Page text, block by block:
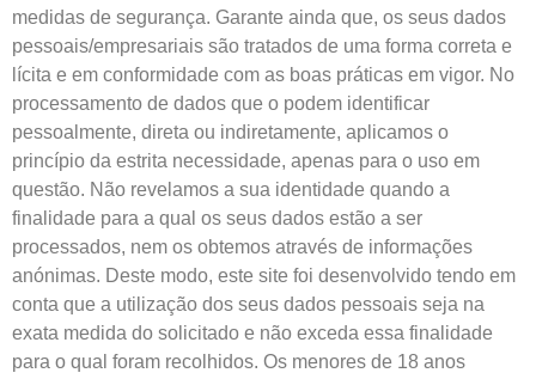
medidas de segurança. Garante ainda que, os seus dados
pessoais/empresariais são tratados de uma forma correta e
lícita e em conformidade com as boas práticas em vigor. No
processamento de dados que o podem identificar
pessoalmente, direta ou indiretamente, aplicamos o
princípio da estrita necessidade, apenas para o uso em
questão. Não revelamos a sua identidade quando a
finalidade para a qual os seus dados estão a ser
processados, nem os obtemos através de informações
anónimas. Deste modo, este site foi desenvolvido tendo em
conta que a utilização dos seus dados pessoais seja na
exata medida do solicitado e não exceda essa finalidade
para o qual foram recolhidos. Os menores de 18 anos